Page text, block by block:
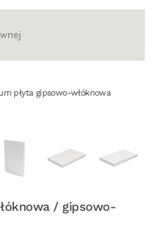
płyta gipsowo-włóknowa
/ gipsowo-